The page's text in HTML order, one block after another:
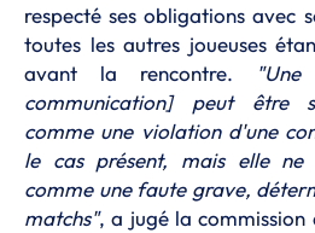
respecté ses obligations avec
toutes les autres joueuses
avant la rencontre.
communication] peut être
comme une violation d'une
le cas présent, mais elle ne
comme une faute grave,
matchs", a jugé la commission